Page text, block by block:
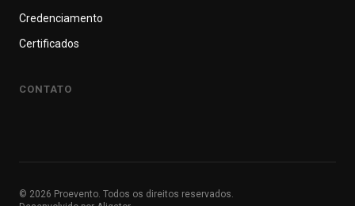
Credenciamento
Certificados
CONTATO
© 2026 Proevento. Todos os direitos reservados.